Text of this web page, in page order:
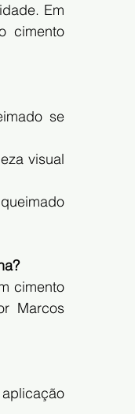
Em
cimento
se
visual
cimento
Marcos